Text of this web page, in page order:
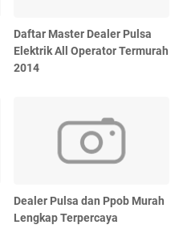
Daftar Master Dealer Pulsa
Elektrik All Operator Termurah
2014
Dealer Pulsa dan Ppob Murah
Lengkap Terpercaya